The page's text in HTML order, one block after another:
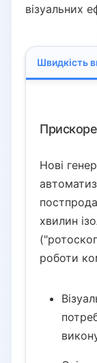
візуальних
Швидкість
Нові
хвилин
роботи